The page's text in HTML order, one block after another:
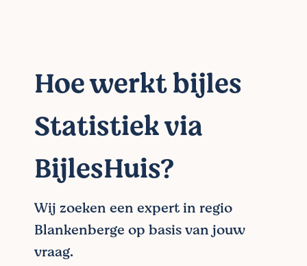
Hoe werkt bijles
Statistiek via
BijlesHuis?
Wij zoeken een expert in regio
Blankenberge op basis van jouw
vraag.